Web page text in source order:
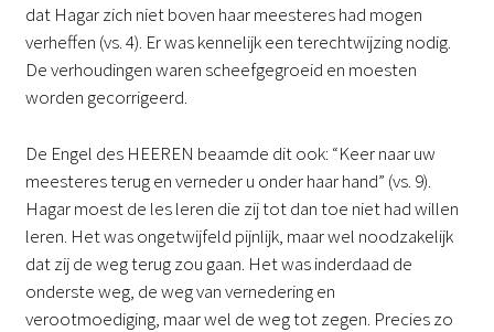
dat Hagar zich niet boven haar meesteres had mogen
verheffen (vs. 4). Er was kennelijk een terechtwijzing nodig.
De verhoudingen waren scheefgegroeid en moesten
worden gecorrigeerd.
De Engel des HEEREN beaamde dit ook: “Keer naar uw
meesteres terug en verneder u onder haar hand” (vs. 9).
Hagar moest de les leren die zij tot dan toe niet had willen
leren. Het was ongetwijfeld pijnlijk, maar wel noodzakelijk
dat zij de weg terug zou gaan. Het was inderdaad de
onderste weg, de weg van vernedering en
verootmoediging, maar wel de weg tot zegen. Precies zo